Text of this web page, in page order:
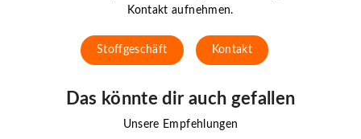
Kontakt aufnehmen.
Stoffgeschäft Kontakt
Das könnte dir auch gefallen
Unsere Empfehlungen